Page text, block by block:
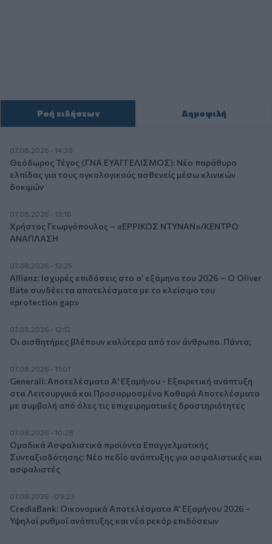
Ροή ειδήσεων Δημοφιλή
07.08.2026 - 14:38
Θεόδωρος Τέγος (ΓΝΑ ΕΥΑΓΓΕΛΙΣΜΟΣ): Νέο παράθυρο
ελπίδας για τους ογκολογικούς ασθενείς μέσω κλινικών
δοκιμών
07.08.2026 - 13:16
Χρήστος Γεωργόπουλος – «ΕΡΡΙΚΟΣ ΝΤΥΝΑΝ»/ΚΕΝΤΡΟ
ΑΝΑΠΛΑΣΗ
07.08.2026 - 12:25
Allianz: Ισχυρές επιδόσεις στο α’ εξάμηνο του 2026 – Ο Oliver
Bäte συνδέει τα αποτελέσματα με το κλείσιμο του
«protection gap»
07.08.2026 - 12:12
Οι αισθητήρες βλέπουν καλύτερα από τον άνθρωπο. Πάντα;
07.08.2026 - 11:01
Generali: Αποτελέσματα Α' Εξαμήνου - Εξαιρετική ανάπτυξη
στα Λειτουργικά και Προσαρμοσμένα Καθαρά Αποτελέσματα
με συμβολή από όλες τις επιχειρηματικές δραστηριότητες
07.08.2026 - 10:28
Ομαδικά Ασφαλιστικά προϊόντα Επαγγελματικής
Συνταξιοδότησης: Νέο πεδίο ανάπτυξης για ασφαλιστικές και
ασφαλιστές
07.08.2026 - 09:23
CrediaBank: Οικονομικά Αποτελέσματα A’ Εξαμήνου 2026 -
Υψηλοί ρυθμοί ανάπτυξης και νέα ρεκόρ επιδόσεων